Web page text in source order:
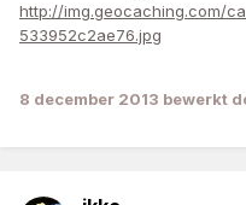
http://img.geocaching.com/
533952c2ae76.jpg
8 december 2013 bewerkt